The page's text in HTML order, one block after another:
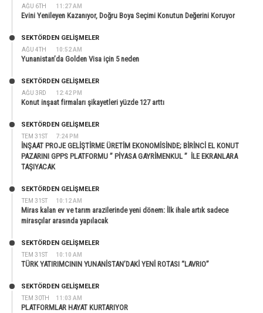
AĞU 6TH 11:27 AM
Evini Yenileyen Kazanıyor, Doğru Boya Seçimi Konutun Değerini Koruyor
AĞU 4TH 10:52 AM
SEKTÖRDEN GELIŞMELER
Yunanistan’da Golden Visa için 5 neden
AĞU 3RD 12:42 PM
SEKTÖRDEN GELIŞMELER
Konut inşaat firmaları şikayetleri yüzde 127 arttı
TEM 31ST 7:24 PM
SEKTÖRDEN GELIŞMELER
İNŞAAT PROJE GELİŞTİRME ÜRETİM EKONOMİSİNDE; BİRİNCİ EL KONUT
PAZARINI GPPS PLATFORMU ” PİYASA GAYRİMENKUL ” İLE EKRANLARA
TAŞIYACAK
TEM 31ST 10:12 AM
SEKTÖRDEN GELIŞMELER
Miras kalan ev ve tarım arazilerinde yeni dönem: İlk ihale artık sadece
mirasçılar arasında yapılacak
TEM 31ST 10:10 AM
SEKTÖRDEN GELIŞMELER
TÜRK YATIRIMCININ YUNANİSTAN’DAKİ YENİ ROTASI “LAVRIO”
TEM 30TH 11:03 AM
SEKTÖRDEN GELIŞMELER
PLATFORMLAR HAYAT KURTARIYOR